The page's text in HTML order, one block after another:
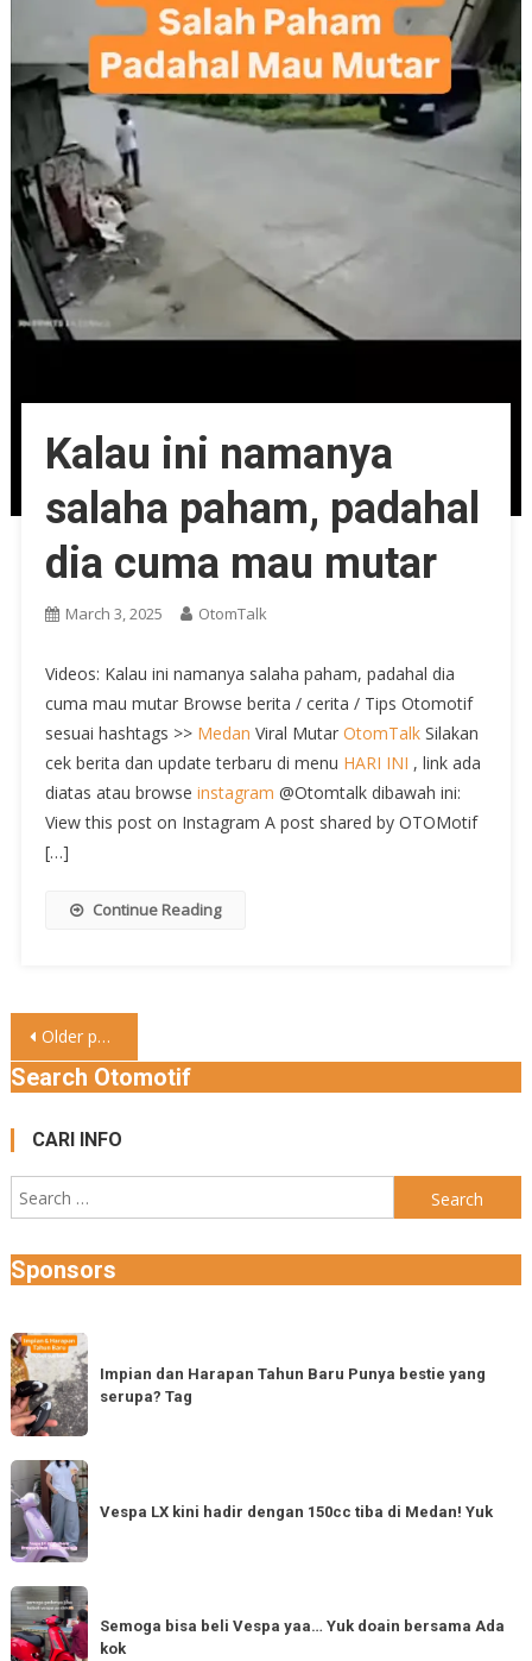
Kalau ini namanya
salaha paham, padahal
dia cuma mau mutar
March 3, 2025 OtomTalk
Videos: Kalau ini namanya salaha paham, padahal dia
cuma mau mutar Browse berita / cerita / Tips Otomotif
sesuai hashtags >> Medan Viral Mutar OtomTalkSilakan
cek berita dan update terbaru di menu HARI INI , link ada
diatas atau browse instagram @Otomtalk dibawah ini:
View this post on Instagram A post shared by OTOMotif
[…]
Continue Reading
Posts
navigation
Older posts
Search Otomotif
CARI INFO
Search
for:
Sponsors
Impian
dan
Harapan
Tahun
Baru
Punya
bestie
yang
Tag
Impian dan Harapan Tahun Baru Punya bestie yang
serupa? Tag
Vespa
LX
kini
hadir
dengan
150cc
tiba
Vespa LX kini hadir dengan 150cc tiba di Medan! Yuk
Semoga
bisa
Semoga bisa beli Vespa yaa… Yuk doain bersama Ada
kok